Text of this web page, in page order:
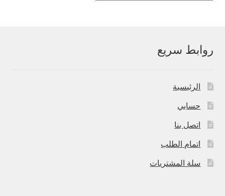
روابط سريع
الرئيسية
حسابي
اتصل بنا
اتمام الطلب
سلة المشتريات